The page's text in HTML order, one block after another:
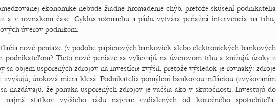
ekonomike nebude žiadne hromadenie chýb, pretože skúsení podnikatelia
a v rovnakom čase. Cyklus rozmachu a pádu vytvára peňažná intervencia na trhu,
úverov podnikom.
nové peniaze (v podobe papierových bankoviek alebo elektronických bankových
podnikateľom? Tieto nové peniaze sa vylievajú na úverovom trhu a znižujú úroky z
sa objem usporených zdrojov na investície zvýšil, pretože výsledok je rovnaký: zdroje
zvyšujú, úroková miera klesá. Podnikatelia pomýlení bankovou infláciou (zvyšovaním
nazdávajú, že ponuka usporených zdrojov je väčšia ako v skutočnosti. Investujú do
najmä statkov vyššieho rádu najviac vzdialených od konečného spotrebiteľa.